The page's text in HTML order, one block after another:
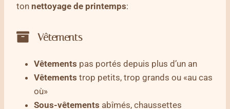
ton nettoyage de printemps:
Vêtements
Vêtements pas portés depuis plus d’un an
Vêtements trop petits, trop grands ou «au cas
où»
Sous-vêtements abîmés, chaussettes